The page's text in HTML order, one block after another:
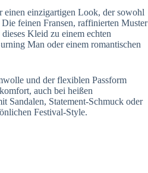
einen einzigartigen Look, der sowohl
feinen Fransen, raffinierten Muster
Kleid zu einem echten
Man oder einem romantischen
und der flexiblen Passform
auch bei heißen
Sandalen, Statement-Schmuck oder
Festival-Style.